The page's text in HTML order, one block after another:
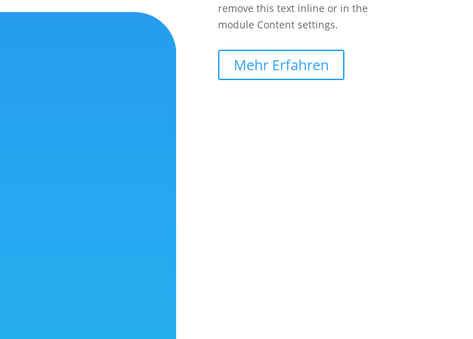
remove this text inline or in the
module Content settings.
Mehr Erfahren